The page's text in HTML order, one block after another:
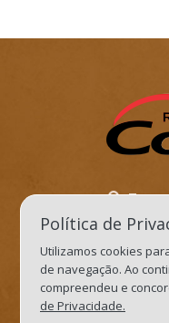
Três
Cep:
Política de
Utilizamos cookies
de navegação. Ao
compreendeu e
de Privacidade.